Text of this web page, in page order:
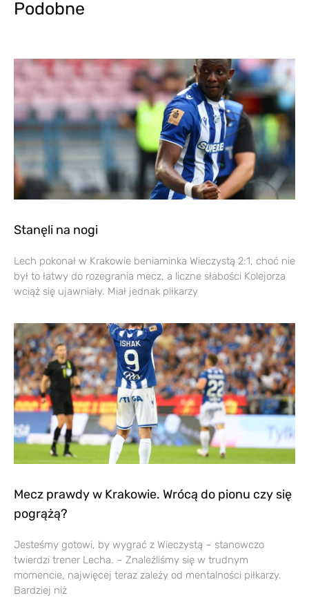
Podobne
Stanęli na nogi
Lech pokonał w Krakowie beniaminka Wieczystą 2:1, choć nie
był to łatwy do rozegrania mecz, a liczne słabości Kolejorza
wciąż się ujawniały. Miał jednak piłkarzy
Mecz prawdy w Krakowie. Wrócą do pionu czy się
pogrążą?
Jesteśmy gotowi, by wygrać z Wieczystą – stanowczo
twierdzi trener Lecha. – Znaleźliśmy się w trudnym
momencie, najwięcej teraz zależy od mentalności piłkarzy.
Bardziej niż